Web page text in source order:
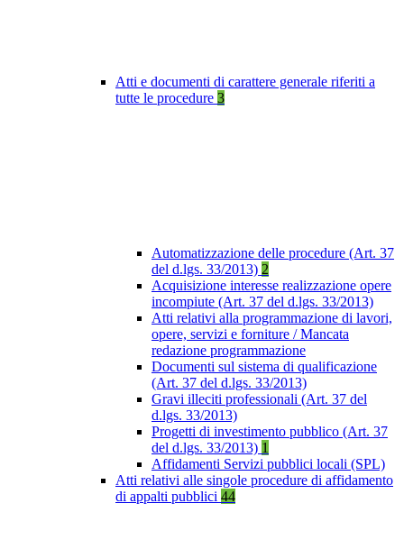
Atti e documenti di carattere generale riferiti a
tutte le procedure 3
Automatizzazione delle procedure (Art. 37
del d.lgs. 33/2013) 2
Acquisizione interesse realizzazione opere
incompiute (Art. 37 del d.lgs. 33/2013)
Atti relativi alla programmazione di lavori,
opere, servizi e forniture / Mancata
redazione programmazione
Documenti sul sistema di qualificazione
(Art. 37 del d.lgs. 33/2013)
Gravi illeciti professionali (Art. 37 del
d.lgs. 33/2013)
Progetti di investimento pubblico (Art. 37
del d.lgs. 33/2013) 1
Affidamenti Servizi pubblici locali (SPL)
Atti relativi alle singole procedure di affidamento
di appalti pubblici 44